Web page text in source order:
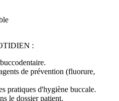
:
de prévention (fluorure,
pratiques d'hygiène buccale.
le dossier patient.